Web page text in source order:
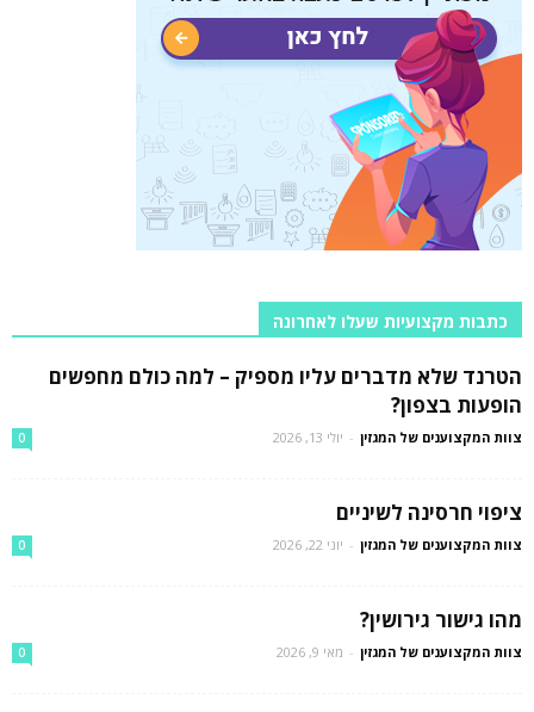
כתבות מקצועיות שעלו לאחרונה
הטרנד שלא מדברים עליו מספיק – למה כולם מחפשים
הופעות בצפון?
צוות המקצוענים של המגזין - יולי 13, 2026 0
ציפוי חרסינה לשיניים
צוות המקצוענים של המגזין - יוני 22, 2026 0
מהו גישור גירושין?
צוות המקצוענים של המגזין - מאי 9, 2026 0